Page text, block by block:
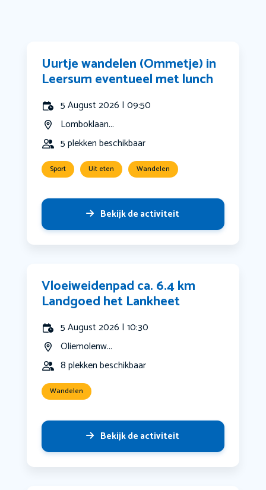
Uurtje wandelen (Ommetje) in
Leersum eventueel met lunch
5 August 2026 | 09:50
Lomboklaan...
5 plekken beschikbaar
Sport Uit eten Wandelen
Bekijk de activiteit
Vloeiweidenpad ca. 6.4 km
Landgoed het Lankheet
5 August 2026 | 10:30
Oliemolenw...
8 plekken beschikbaar
Wandelen
Bekijk de activiteit